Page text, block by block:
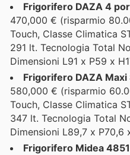
Frigorifero DAZA 4
470,000 € (risparmio
Touch, Classe Climatica
291 lt. Tecnologia Total
Dimensioni L91 x P59 x
Frigorifero DAZA Maxi
580,000 € (risparmio
Touch, Classe Climatica
347 lt. Tecnologia Total
Dimensioni L89,7 x P70,6
Frigorifero Midea